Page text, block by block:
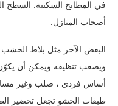
في المطابخ السكنية. السطح
أصحاب المنازل.
البعض الآخر مثل بلاط
ويصعب تنظيفه ويمكن أن
أساس فردي ، صلب وغير
طبقات الحشو تجعل تحضير